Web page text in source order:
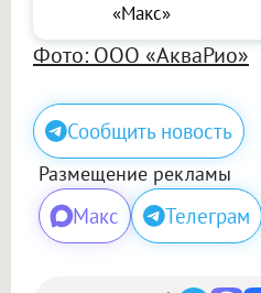
«Макс»
Фото: ООО «АкваРио»
Сообщить новость
Размещение рекламы
Макс Телеграм